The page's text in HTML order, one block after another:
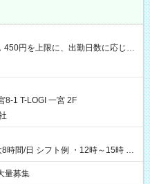
450円を上限に、出勤日数に応じて
り、手数料無料（Amazon負担）
8-1 T-LOGI 一宮 2F
間/日 シフト例 ・12時～15時 入
認の上、申請してください。
量募集